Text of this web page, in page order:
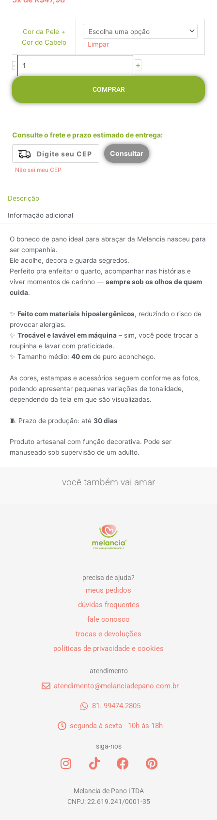
Cor da Pele +
Cor do Cabelo
Limpar
-
Boneco
Camisa
Poá
+
COMPRAR
Consulte o frete e prazo estimado de entrega:
Consultar
Não sei meu CEP
Descrição
Informação adicional
O boneco de pano ideal para abraçar da Melancia nasceu para
ser companhia.
Ele acolhe, decora e guarda segredos.
Perfeito pra enfeitar o quarto, acompanhar nas histórias e
viver momentos de carinho — sempre sob os olhos de quem
cuida.
✨ Feito com materiais hipoalergênicos, reduzindo o risco de
provocar alergias.
✨ Trocável e lavável em máquina – sim, você pode trocar a
roupinha e lavar com praticidade.
✨ Tamanho médio: 40 cm de puro aconchego.
As cores, estampas e acessórios seguem conforme as fotos,
podendo apresentar pequenas variações de tonalidade,
dependendo da tela em que são visualizadas.
🧵 Prazo de produção: até 30 dias
Produto artesanal com função decorativa. Pode ser
manuseado sob supervisão de um adulto.
você também vai amar
precisa de ajuda?
meus pedidos
dúvidas frequentes
fale conosco
trocas e devoluções
políticas de privacidade e cookies
atendimento
atendimento@melanciadepano.com.br
81. 99474.2805
segunda à sexta - 10h às 18h
siga-nos
I
n
a
T
i
t
o
F
a
e
b
P
i
Melancia de Pano LTDA
CNPJ: 22.619.241/0001-35